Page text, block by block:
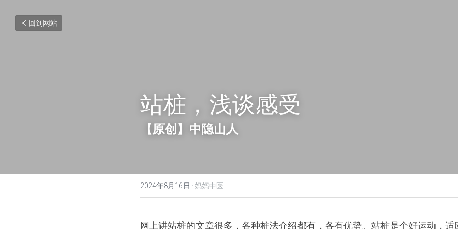
回到网站
站桩，浅谈感受
【原创】中隐山人
2024年8月16日 · 妈妈中医
网上讲站桩的文章很多，各种桩法介绍都有，各有优势。站桩是个好运动，